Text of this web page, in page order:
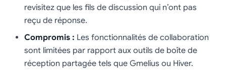
revisitez que les fils de discussion qui n’ont pas
reçu de réponse.
Compromis : Les fonctionnalités de collaboration
sont limitées par rapport aux outils de boîte de
réception partagée tels que Gmelius ou Hiver.